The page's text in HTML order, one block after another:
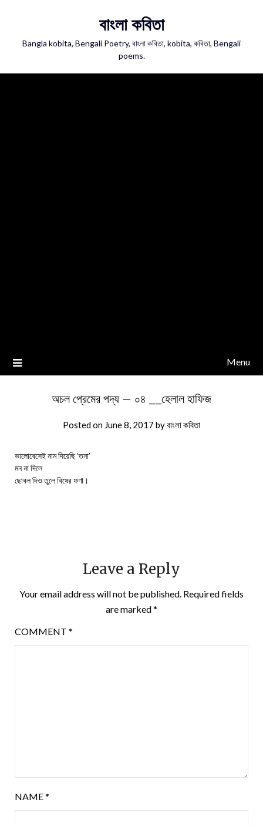
বাংলা কবিতা
Bangla kobita, Bengali Poetry, বাংলা কবিতা, kobita, কবিতা, Bengali
poems.
Menu
অচল প্রেমের পদ্য – ০৪ __হেলাল হাফিজ
Posted on June 8, 2017 byবাংলা কবিতা
ভালোবেসেই নাম দিয়েছি ‘তনা’
মন না দিলে
ছোবল দিও তুলে বিষের ফণা।
Leave a Reply
Your email address will not be published. Required fields
are marked*
COMMENT *
NAME*